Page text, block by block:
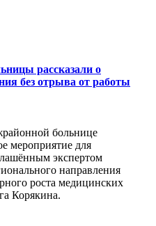
рассказали о
без отрыва от работы
больнице
мероприятие для
экспертом
направления
роста медицинских
Корякина.